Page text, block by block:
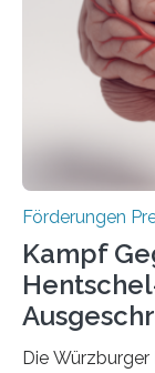
Innovationstag
Berlin
Wirtschaft und
Förderungen
Kampf
Die